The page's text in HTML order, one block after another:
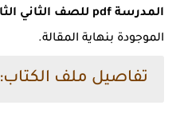
المدرسة pdf للصف الثاني الثانوي 2024
الموجودة بنهاية المقالة.
تفاصيل ملف الكتاب: